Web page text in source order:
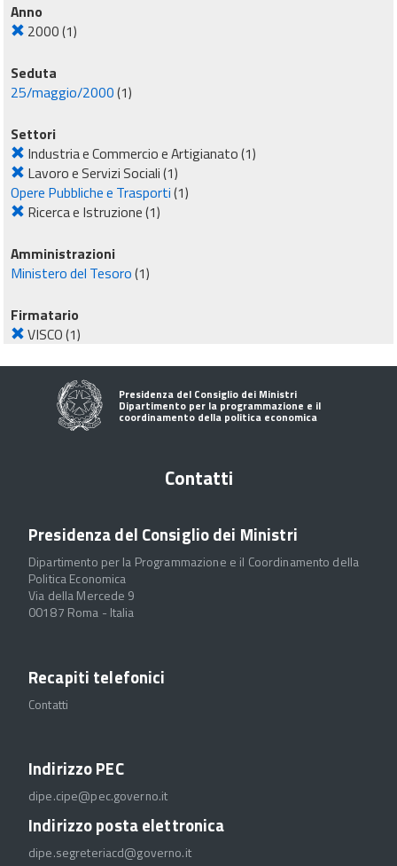
Anno
2000(1)
Seduta
25/maggio/2000(1)
Settori
Industria e Commercio e Artigianato(1)
Lavoro e Servizi Sociali(1)
Opere Pubbliche e Trasporti(1)
Ricerca e Istruzione(1)
Amministrazioni
Ministero del Tesoro(1)
Firmatario
VISCO(1)
Presidenza del Consiglio dei Ministri
Dipartimento per la programmazione e il
coordinamento della politica economica
Contatti
Presidenza del Consiglio dei Ministri
Dipartimento per la Programmazione e il Coordinamento della
Politica Economica
Via della Mercede 9
00187 Roma - Italia
Recapiti telefonici
Contatti
Indirizzo PEC
dipe.cipe@pec.governo.it
Indirizzo posta elettronica
dipe.segreteriacd@governo.it